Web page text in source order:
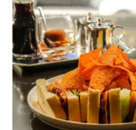
咖
啡
弄
｜
好
天
氣，
Show